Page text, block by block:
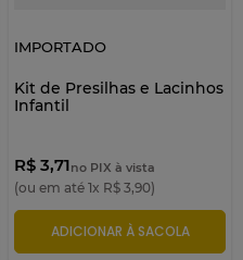
IMPORTADO
Kit de Presilhas e Lacinhos
Infantil
R$ 3,71no PIX à vista
(ou em até 1x R$ 3,90)
ADICIONAR À SACOLA